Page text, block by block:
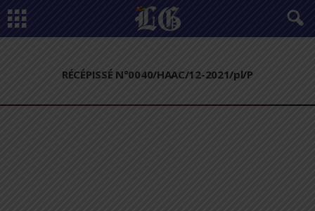
RÉCÉPISSÉ N°0040/HAAC/12-2021/pl/P